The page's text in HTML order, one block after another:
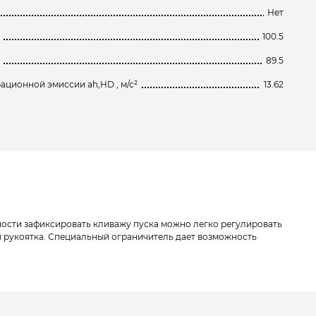
Нет
100.5
89.5
эмиссии ah,HD , м/с² 13.62
зафиксировать кливажу пуска можно легко регулировать
Специальный ограничитель дает возможность